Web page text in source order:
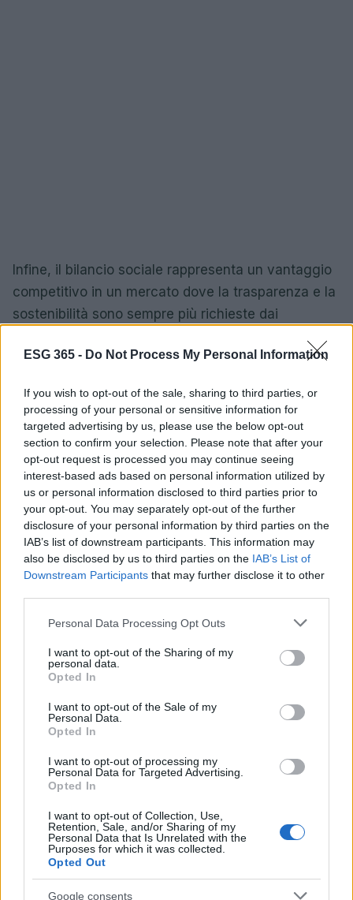
ESG 365 - Do Not Process My Personal Information
If you wish to opt-out of the sale, sharing to third parties, or
processing of your personal or sensitive information for
targeted advertising by us, please use the below opt-out
section to confirm your selection. Please note that after your
opt-out request is processed you may continue seeing
interest-based ads based on personal information utilized by
us or personal information disclosed to third parties prior to
your opt-out. You may separately opt-out of the further
disclosure of your personal information by third parties on the
IAB’s list of downstream participants. This information may
also be disclosed by us to third parties on the IAB’s List of
Downstream Participants that may further disclose it to other
Please note that this website/app uses one or more Google
not limited to your visit or usage behaviour. You may click to
grant or deny consent to Google and its third-party tags to
use your data for below specified purposes in below Google
consent section.
Personal Data Processing Opt Outs
I want to opt-out of the Sharing of my
personal data.
Opted In
I want to opt-out of the Sale of my
Personal Data.
Opted In
I want to opt-out of processing my
Personal Data for Targeted Advertising.
Opted In
I want to opt-out of Collection, Use,
Retention, Sale, and/or Sharing of my
Personal Data that Is Unrelated with the
Purposes for which it was collected.
Opted Out
Google consents
Infine, il bilancio sociale rappresenta un vantaggio
competitivo in un mercato dove la trasparenza e la
sostenibilità sono sempre più richieste dai
proprio impegno sociale sono in grado di attrarre e
impatto positivo sulle vendite e sulla reputazione
aziendale. La risposta ti sorprenderà: più
trasparenza significa più successo!
AUTORE
AiAdhubMedia